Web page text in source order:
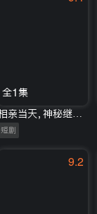
全1集
相亲当天，神秘继承人拉着我领证
短剧
9.2